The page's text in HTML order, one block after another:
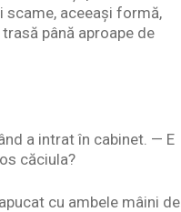
scame, aceeași formă,
până aproape de
a intrat în cabinet. — E
căciula?
cu ambele mâini de